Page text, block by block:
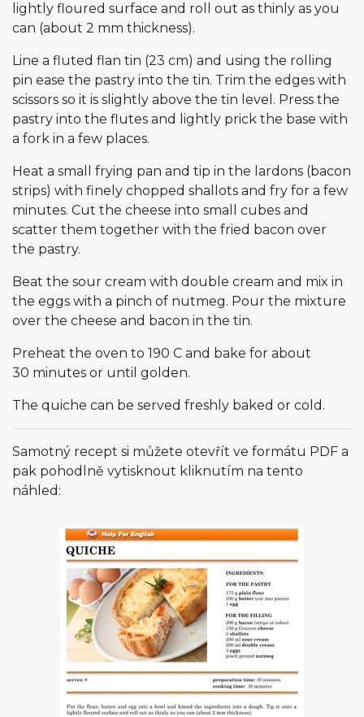
lightly floured surface and roll out as thinly as you
can (about 2 mm thickness).
Line a fluted flan tin (23 cm) and using the rolling
pin ease the pastry into the tin. Trim the edges with
scissors so it is slightly above the tin level. Press the
pastry into the flutes and lightly prick the base with
a fork in a few places.
Heat a small frying pan and tip in the lardons (bacon
strips) with finely chopped shallots and fry for a few
minutes. Cut the cheese into small cubes and
scatter them together with the fried bacon over
the pastry.
Beat the sour cream with double cream and mix in
the eggs with a pinch of nutmeg. Pour the mixture
over the cheese and bacon in the tin.
Preheat the oven to 190 C and bake for about
30 minutes or until golden.
The quiche can be served freshly baked or cold.
Samotný recept si můžete otevřít ve formátu PDF a
pak pohodlně vytisknout kliknutím na tento
náhled: